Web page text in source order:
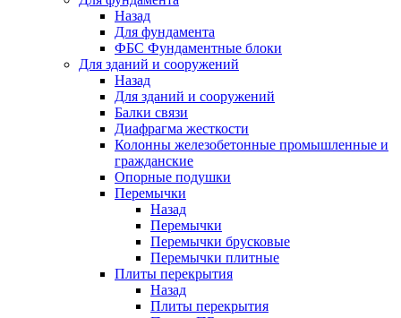
Назад
Для фундамента
ФБС Фундаментные блоки
Для зданий и сооружений
Назад
Для зданий и сооружений
Балки связи
Диафрагма жесткости
Колонны железобетонные промышленные и
гражданские
Опорные подушки
Перемычки
Назад
Перемычки
Перемычки брусковые
Перемычки плитные
Плиты перекрытия
Назад
Плиты перекрытия